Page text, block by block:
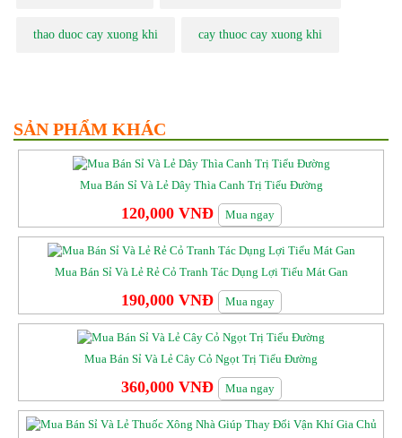
thao duoc cay xuong khi cay thuoc cay xuong khi
SẢN PHẨM KHÁC
Mua Bán Sỉ Và Lẻ Dây Thìa Canh Trị Tiểu Đường
120,000 VNĐ Mua ngay
Mua Bán Sỉ Và Lẻ Rẻ Cỏ Tranh Tác Dụng Lợi Tiểu Mát Gan
190,000 VNĐ Mua ngay
Mua Bán Sỉ Và Lẻ Cây Cỏ Ngọt Trị Tiểu Đường
360,000 VNĐ Mua ngay